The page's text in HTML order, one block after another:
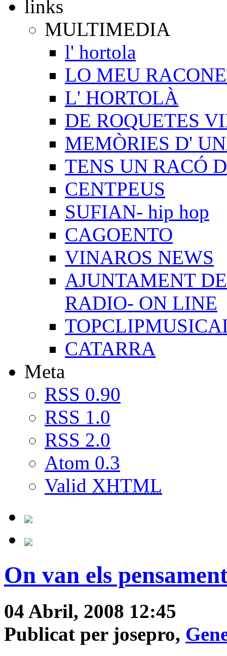
links
MULTIMEDIA
l' hortola
LO MEU
L' HORTOLÀ
DE ROQUETES
MEMÒRIES D'
TENS UN RACÓ
CENTPEUS
SUFIAN- hip hop
CAGOENTO
VINAROS NEWS
AJUNTAMENT
RADIO- ON LINE
CATARRA
Meta
RSS 0.90
RSS 1.0
RSS 2.0
Atom 0.3
Valid XHTML
On van els
04 Abril, 2008 12:45
Publicat per josepro,